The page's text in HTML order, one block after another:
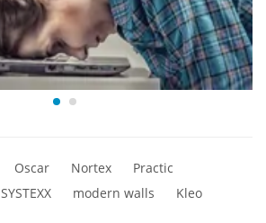
Oscar Nortex
Practic
SYSTEXX modern walls Kleo